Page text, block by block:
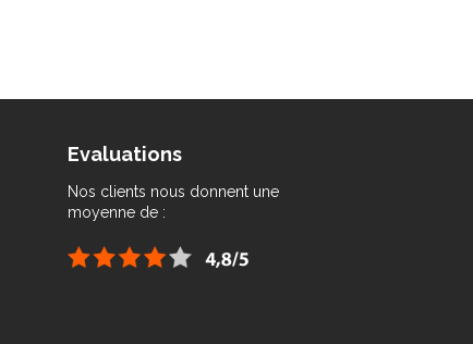
Evaluations
Nos clients nous donnent une
moyenne de :